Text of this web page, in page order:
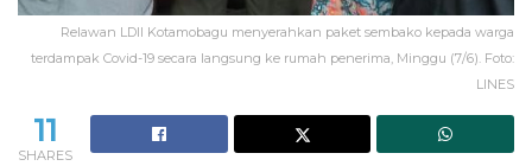
Relawan LDII Kotamobagu menyerahkan paket sembako kepada warga
terdampak Covid-19 secara langsung ke rumah penerima, Minggu (7/6). Foto:
LINES
11
SHARES